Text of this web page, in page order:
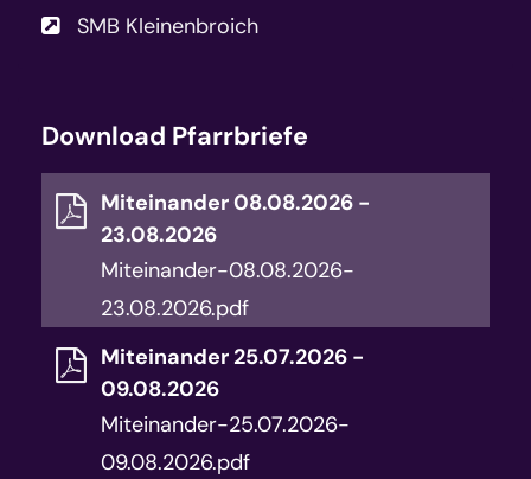
SMB Kleinenbroich
Download Pfarrbriefe
Miteinander 08.08.2026 -
23.08.2026
Miteinander-08.08.2026-
23.08.2026.pdf
Miteinander 25.07.2026 -
09.08.2026
Miteinander-25.07.2026-
09.08.2026.pdf